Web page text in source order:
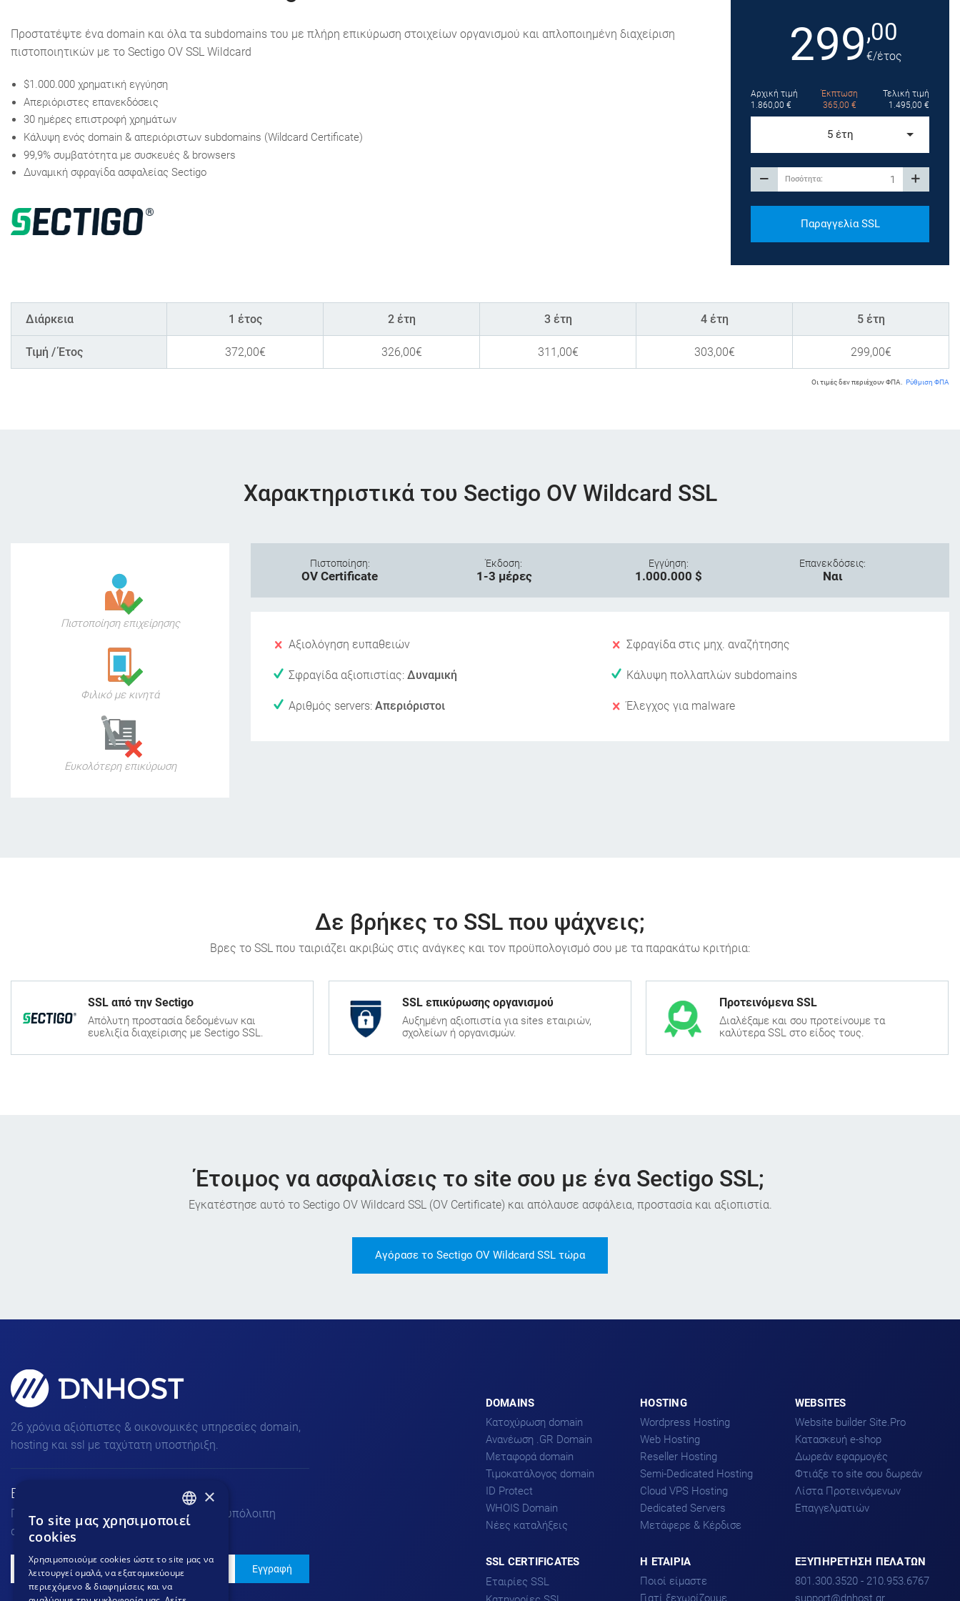
Προστατέψτε ένα domain και όλα τα subdomains του με πλήρη επικύρωση στοιχείων οργανισμού και απλοποιημένη διαχείριση
πιστοποιητικών με το Sectigo OV SSL Wildcard
$1.000.000 χρηματική εγγύηση
Απεριόριστες επανεκδόσεις
30 ημέρες επιστροφή χρημάτων
Κάλυψη ενός domain & απεριόριστων subdomains (Wildcard Certificate)
99,9% συμβατότητα με συσκευές & browsers
Δυναμική σφραγίδα ασφαλείας Sectigo
299,00
€/έτος
Αρχική τιμή Έκπτωση
Τελική τιμή
1.860,00 € 365,00 € 1.495,00 €
5 έτη
Παραγγελία SSL
Διάρκεια
Τιμή / Έτος
1 έτος
372,00€
2 έτη
326,00€
3 έτη
311,00€
4 έτη
303,00€
5 έτη
299,00€
Οι τιμές δεν περιέχουν ΦΠΑ. Ρύθμιση ΦΠΑ
Χαρακτηριστικά του Sectigo OV Wildcard SSL
Πιστοποίηση επιχείρησης
Φιλικό με κινητά
Ευκολότερη επικύρωση
Πιστοποίηση:
OV Certificate
Έκδοση:
1-3 μέρες
Εγγύηση:
1.000.000 $
Επανεκδόσεις:
Ναι
Αξιολόγηση ευπαθειών Σφραγίδα στις μηχ. αναζήτησης
Σφραγίδα αξιοπιστίας: Δυναμική Κάλυψη πολλαπλών subdomains
Αριθμός servers: Απεριόριστοι Έλεγχος για malware
Δε βρήκες το SSL που ψάχνεις;
Βρες το SSL που ταιριάζει ακριβώς στις ανάγκες και τον προϋπολογισμό σου με τα παρακάτω κριτήρια:
SSL από την Sectigo
Απόλυτη προστασία δεδομένων και
ευελιξία διαχείρισης με Sectigo SSL.
SSL επικύρωσης οργανισμού
Αυξημένη αξιοπιστία για sites εταιριών,
σχολείων ή οργανισμών.
Προτεινόμενα SSL
Διαλέξαμε και σου προτείνουμε τα
καλύτερα SSL στο είδος τους.
Έτοιμος να ασφαλίσεις το site σου με ένα Sectigo SSL;
Εγκατέστησε αυτό το Sectigo OV Wildcard SSL (OV Certificate) και απόλαυσε ασφάλεια, προστασία και αξιοπιστία.
Αγόρασε το Sectigo OV Wildcard SSL τώρα
Domains, Hosting & SSL για
πετυχημένα Websites!
26 χρόνια αξιόπιστες & οικονομικές υπηρεσίες domain,
hosting και ssl με ταχύτατη υποστήριξη.
Εγγραφή στο Νewsletter
Για να μαθαίνεις τα νέα μας πριν από την υπόλοιπη
αγορά.
Εγγραφή
DOMAINS
Κατοχύρωση domain
Ανανέωση .GR Domain
Μεταφορά domain
Τιμοκατάλογος domain
ID Protect
WHOIS Domain
Νέες καταλήξεις
HOSTING
Wordpress Hosting
Web Hosting
Reseller Hosting
Semi-Dedicated Hosting
Cloud VPS Hosting
Dedicated Servers
Μετάφερε & Κέρδισε
WEBSITES
Website builder Site.Pro
Kατασκευή e-shop
Δωρεάν εφαρμογές
Φτιάξε το site σου δωρεάν
Λίστα Προτεινόμενων
Επαγγελματιών
SSL CERTIFICATES
Εταιρίες SSL
H ΕΤΑΙΡΙΑ
Ποιοί είμαστε
Γιατί ξεχωρίζουμε
ΕΞΥΠΗΡΕΤΗΣΗ ΠΕΛΑΤΩΝ
801.300.3520 - 210.953.6767
support
dnhost.gr
GREEK
×
To site μας χρησιμοποιεί
cookies
Χρησιμοποιούμε cookies ώστε το site μας να
λειτουργεί ομαλά, να εξατομικεύουμε
περιεχόμενο & διαφημίσεις και να